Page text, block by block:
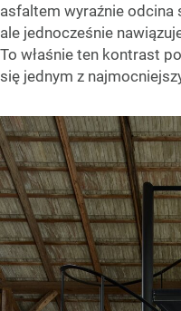
asfaltem wyraźnie odcina
ale jednocześnie
To właśnie ten kontrast
się jednym z